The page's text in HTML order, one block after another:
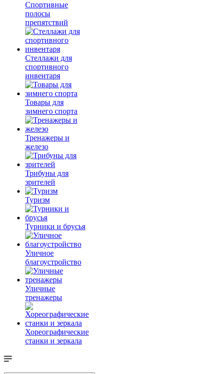
Спортивные
полосы
препятствий
Стеллажи для
спортивного
инвентаря
Товары для
зимнего спорта
Тренажеры и
железо
Трибуны для
зрителей
Туризм
Турники и брусья
Уличное
благоустройство
Уличные
тренажеры
Хореографические
станки и зеркала